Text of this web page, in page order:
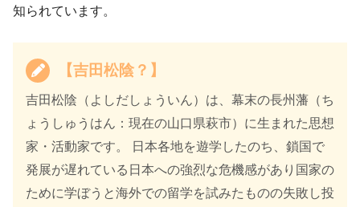
知られています。
【吉田松陰？】
吉田松陰（よしだしょういん）は、幕末の長州藩（ち
ょうしゅうはん：現在の山口県萩市）に生まれた思想
家・活動家です。 日本各地を遊学したのち、鎖国で
発展が遅れている日本への強烈な危機感があり国家の
ために学ぼうと海外での留学を試みたものの失敗し投